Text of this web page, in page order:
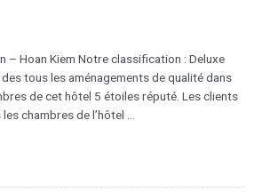
– Hoan Kiem Notre classification : Deluxe
tous les aménagements de qualité dans
de cet hôtel 5 étoiles réputé. Les clients
chambres de l’hôtel …